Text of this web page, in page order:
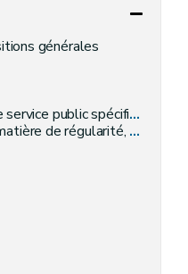
générales
spécifiques aux fournisseurs
de régularité, qualité et facturation des fournitures